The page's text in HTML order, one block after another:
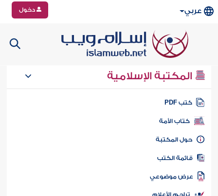
عربي دخول
المكتبة الإسلامية
كتب PDF
كتاب الأمة
المكتبة
الكتب